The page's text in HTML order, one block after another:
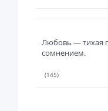
Любовь — тихая
сомнением.
(145)